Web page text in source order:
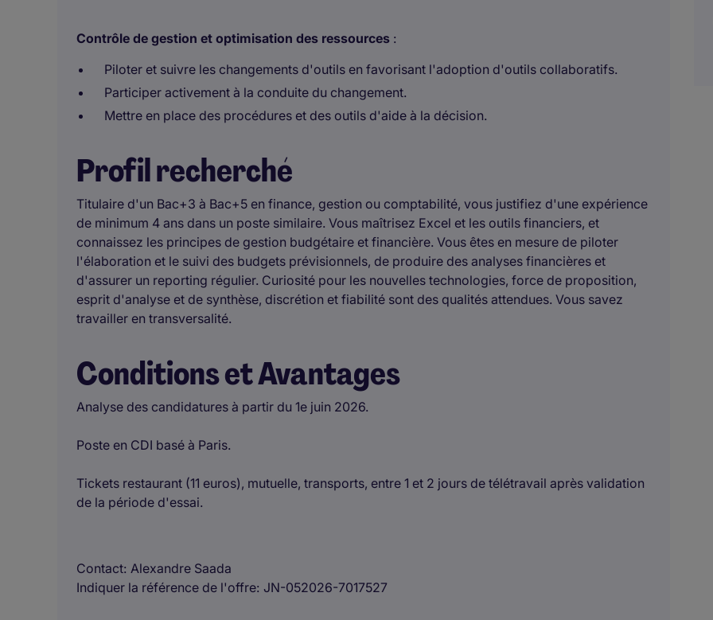
Contrôle de gestion et optimisation des ressources :
Piloter et suivre les changements d'outils en favorisant l'adoption d'outils collaboratifs.
Participer activement à la conduite du changement.
Mettre en place des procédures et des outils d'aide à la décision.
Profil recherché
Titulaire d'un Bac+3 à Bac+5 en finance, gestion ou comptabilité, vous justifiez d'une expérience
de minimum 4 ans dans un poste similaire. Vous maîtrisez Excel et les outils financiers, et
connaissez les principes de gestion budgétaire et financière. Vous êtes en mesure de piloter
l'élaboration et le suivi des budgets prévisionnels, de produire des analyses financières et
d'assurer un reporting régulier. Curiosité pour les nouvelles technologies, force de proposition,
esprit d'analyse et de synthèse, discrétion et fiabilité sont des qualités attendues. Vous savez
travailler en transversalité.
Conditions et Avantages
Analyse des candidatures à partir du 1e juin 2026.
Poste en CDI basé à Paris.
Tickets restaurant (11 euros), mutuelle, transports, entre 1 et 2 jours de télétravail après validation
de la période d'essai.
Contact Alexandre Saada
Indiquer la référence de l'offre JN-052026-7017527